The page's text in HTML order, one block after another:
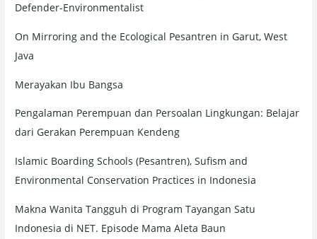
Defender-Environmentalist
On Mirroring and the Ecological Pesantren in Garut, West
Java
Merayakan Ibu Bangsa
Pengalaman Perempuan dan Persoalan Lingkungan: Belajar
dari Gerakan Perempuan Kendeng
Islamic Boarding Schools (Pesantren), Sufism and
Environmental Conservation Practices in Indonesia
Makna Wanita Tangguh di Program Tayangan Satu
Indonesia di NET. Episode Mama Aleta Baun